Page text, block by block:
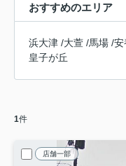
おすすめのエリア
浜大津 /大萱 /馬場 /安
皇子が丘
1件
店舗一部